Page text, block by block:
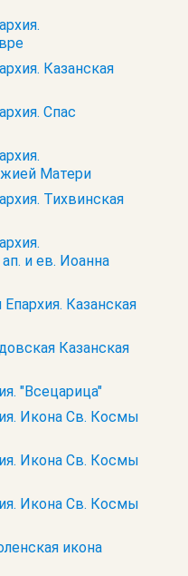
Казанская
Спас
Матери
Тихвинская
и ев. Иоанна
Казанская
Казанская
"Всецарица"
Икона Св. Космы
Икона Св. Космы
Икона Св. Космы
икона